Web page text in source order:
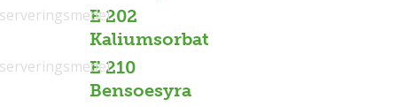
E 202
Kaliumsorbat
E 210
Bensoesyra